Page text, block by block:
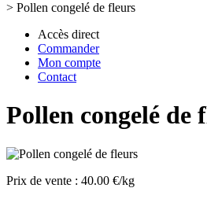
> Pollen congelé de fleurs
Accès direct
Commander
Mon compte
Contact
Pollen congelé de
Prix de vente : 40.00 €/kg